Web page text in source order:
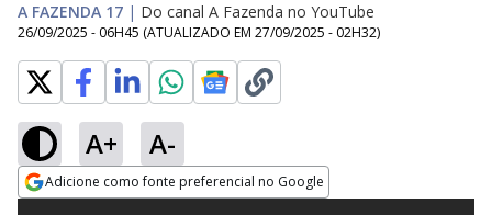
A FAZENDA 17 | Do canal A Fazenda no YouTube
26/09/2025 - 06H45 (ATUALIZADO EM 27/09/2025 - 02H32)
A+ A-
Adicione como fonte preferencial no Google